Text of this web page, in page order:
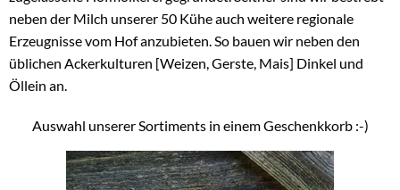
neben der Milch unserer 50 Kühe auch weitere regionale
Erzeugnisse vom Hof anzubieten. So bauen wir neben den
üblichen Ackerkulturen [Weizen, Gerste, Mais] Dinkel und
Öllein an.
Auswahl unserer Sortiments in einem Geschenkkorb :-)